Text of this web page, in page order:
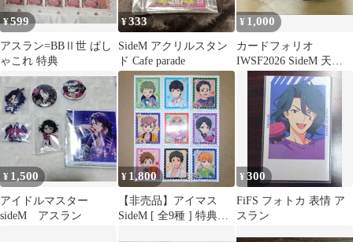
¥599
アスラン=BBⅡ世 ぱし
ゃこれ 特典
¥333
SideM アクリルスタン
ド Cafe parade
¥ 1,000
カードフォリオ
IWSF2026 SideM 天道
輝 アスラン
¥ 1,500
アイドルマスター
sideM アスラン
¥ 1,800
【非売品】アイマス
SideM [ 全9種 ] 特典ス
¥300
FiFS フォトカ 表情 ア
スラン